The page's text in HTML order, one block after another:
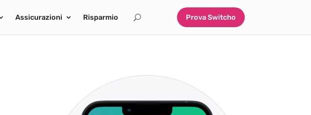
Assicurazioni Risparmio Prova Switcho